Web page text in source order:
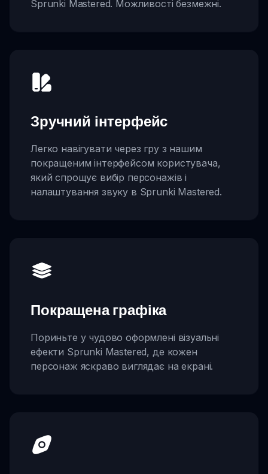
Sprunki Mastered. Можливості безмежні.
Зручний інтерфейс
Легко навігувати через гру з нашим
покращеним інтерфейсом користувача,
який спрощує вибір персонажів і
налаштування звуку в Sprunki Mastered.
Покращена графіка
Пориньте у чудово оформлені візуальні
ефекти Sprunki Mastered, де кожен
персонаж яскраво виглядає на екрані.